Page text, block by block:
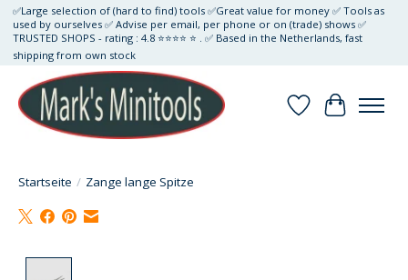
✅Large selection of (hard to find) tools ✅Great value for money ✅ Tools as
used by ourselves ✅ Advise per email, per phone or on (trade) shows ✅
TRUSTED SHOPS - rating : 4.8 ⭐⭐⭐⭐ ⭐ . ✅ Based in the Netherlands, fast
shipping from own stock
Wunschzettel
Ihr
Startseite / Zange lange Spitze